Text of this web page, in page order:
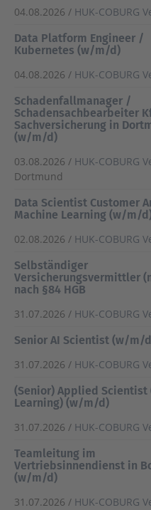
04.08.2026 / HUK-COBURG
Data Platform Engineer /
Kubernetes (w/m/d)
04.08.2026 / HUK-COBURG
Schadenfallmanager /
Schadensachbearbeiter
Sachversicherung in
(w/m/d)
03.08.2026 / HUK-COBURG
Dortmund
Data Scientist Customer
Machine Learning (w/m/
02.08.2026 / HUK-COBURG
Selbständiger
Versicherungsvermittler
nach §84 HGB
31.07.2026 / HUK-COBURG
Senior AI Scientist (w/m/
31.07.2026 / HUK-COBURG
(Senior) Applied Scientist
Learning) (w/m/d)
31.07.2026 / HUK-COBURG
Teamleitung im
Vertriebsinnendienst in
(w/m/d)
31.07.2026 / HUK-COBURG